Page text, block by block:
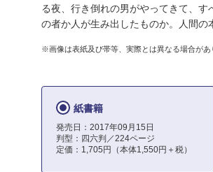
る夜、行き倒れの男がやってきて、
の者か人が生み出したものか。人間の
※画像は表紙及び帯等、実際とは異なる場合があ
紙書籍
発売日：2017年09月15日
判型：四六判／224ページ
定価：1,705円（本体1,550円＋税）